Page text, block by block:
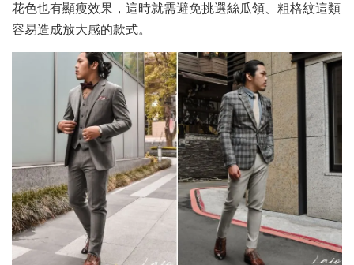
花色也有顯瘦效果，這時就需避免挑選絲瓜領、粗格紋這類
容易造成放大感的款式。